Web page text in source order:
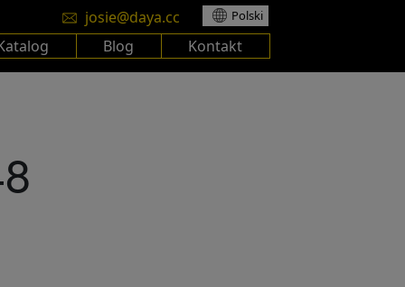
josie@daya.cc Polski
Blog Kontakt